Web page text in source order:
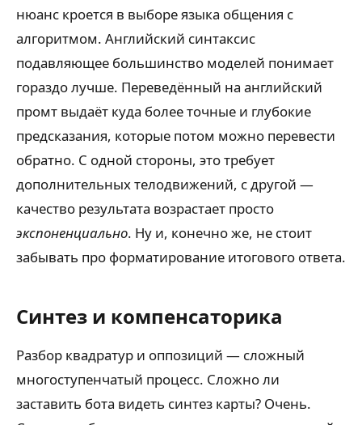
нюанс кроется в выборе языка общения с
алгоритмом. Английский синтаксис
подавляющее большинство моделей понимает
гораздо лучше. Переведённый на английский
промт выдаёт куда более точные и глубокие
предсказания, которые потом можно перевести
обратно. С одной стороны, это требует
дополнительных телодвижений, с другой —
качество результата возрастает просто
экспоненциально. Ну и, конечно же, не стоит
забывать про форматирование итогового ответа.
Синтез и компенсаторика
Разбор квадратур и оппозиций — сложный
многоступенчатый процесс. Сложно ли
заставить бота видеть синтез карты? Очень.